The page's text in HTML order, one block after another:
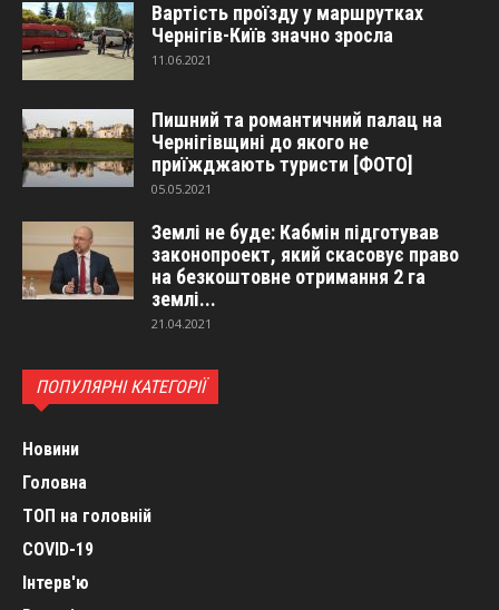
Вартість проїзду у маршрутках
Чернігів-Київ значно зросла
11.06.2021
Пишний та романтичний палац на
Чернігівщині до якого не
приїжджають туристи [ФОТО]
05.05.2021
Землі не буде: Кабмін підготував
законопроект, який скасовує право
на безкоштовне отримання 2 га
землі...
21.04.2021
ПОПУЛЯРНІ КАТЕГОРІЇ
Новини
Головна
ТОП на головній
COVID-19
Інтерв'ю